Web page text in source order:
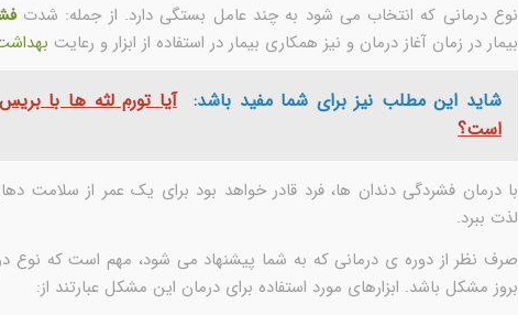
نوع درمانی که انتخاب می شود به چند عامل بستگی دارد. از جمله: شدت
بیمار در زمان آغاز درمان و نیز همکاری بیمار در استفاده از ابزار و رعایت
شاید این مطلب نیز برای شما مفید باشد:
آیا تورم لثه ها با
است؟
با درمان فشردگی دندان ها، فرد قادر خواهد بود برای یک عمر از سلامت
لذت ببرد.
صرف نظر از دوره ی درمانی که به شما پیشنهاد می شود، مهم است که نوع
بروز مشکل باشد. ابزارهای مورد استفاده برای درمان این مشکل عبارتند از: